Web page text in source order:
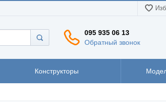
095 935 06 13
Обратный звонок
Конструкторы